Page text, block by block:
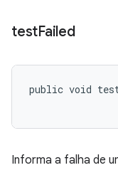
testFailed
public void
Informa a falha de